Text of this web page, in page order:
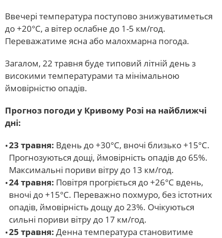
Ввечері температура поступово знижуватиметься
до +20°С, а вітер ослабне до 1-5 км/год.
Переважатиме ясна або малохмарна погода.
Загалом, 22 травня буде типовий літній день з
високими температурами та мінімальною
ймовірністю опадів.
Прогноз погоди у Кривому Розі на найближчі
дні:
23 травня: Вдень до +30°С, вночі близько +15°С.
Прогнозуються дощі, ймовірність опадів до 65%.
Максимальні пориви вітру до 13 км/год.
24 травня: Повітря прогріється до +26°С вдень,
вночі до +15°С. Переважно похмуро, без істотних
опадів, ймовірність дощу до 23%. Очікуються
сильні пориви вітру до 17 км/год.
25 травня: Денна температура становитиме